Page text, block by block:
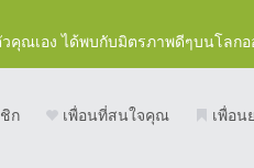
คุณเอง ได้พบกับมิตรภาพดีๆบนโลก
ก เพื่อนที่สนใจคุณ เพื่อน